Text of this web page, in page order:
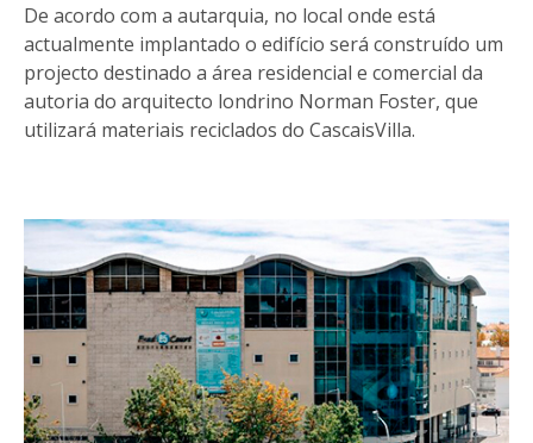
De acordo com a autarquia, no local onde está
actualmente implantado o edifício será construído um
projecto destinado a área residencial e comercial da
autoria do arquitecto londrino Norman Foster, que
utilizará materiais reciclados do CascaisVilla.